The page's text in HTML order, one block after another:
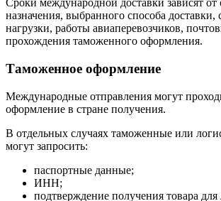
Сроки международной доставки зависят от
назначения, выбранного способа доставки,
нагрузки, работы авиаперевозчиков,
прохождения таможенного оформления.
Таможенное оформление
Международные отправления могут
оформление в стране получения.
В отдельных случаях таможенные или
могут запросить:
паспортные данные;
ИНН;
подтверждение получения товара для